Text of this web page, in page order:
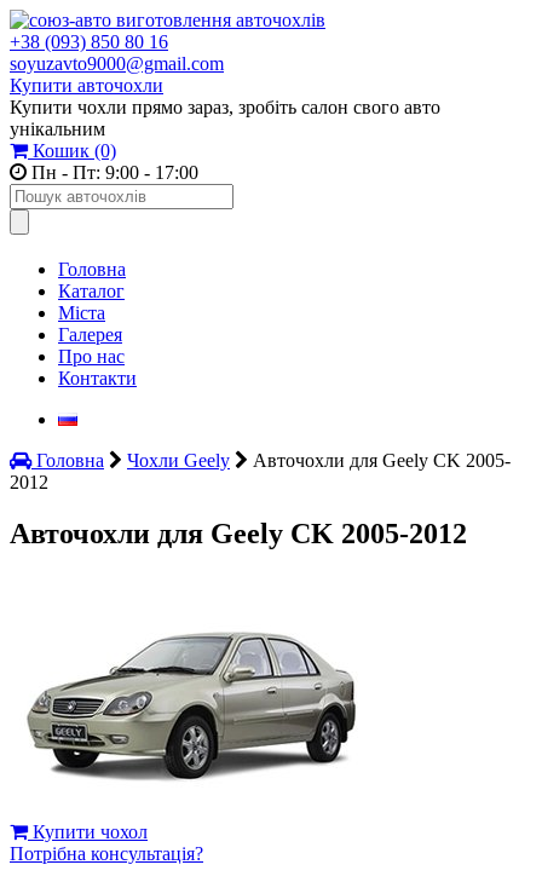
+38 (093) 850 80 16
soyuzavto9000@gmail.com
Купити авточохли
Купити чохли прямо зараз, зробіть салон свого авто
унікальним
Кошик (0)
Пн - Пт: 9:00 - 17:00
Головна
Каталог
Міста
Галерея
Про нас
Контакти
Головна Чохли Geely
Авточохли для Geely CK 2005-
2012
Авточохли для Geely CK 2005-2012
Купити чохол
Потрібна консультація?